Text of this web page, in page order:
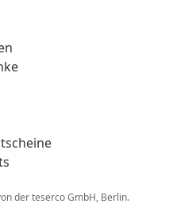
der teserco GmbH, Berlin.